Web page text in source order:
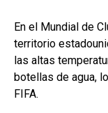
En el Mundial de
territorio
las altas
botellas de agua,
FIFA.